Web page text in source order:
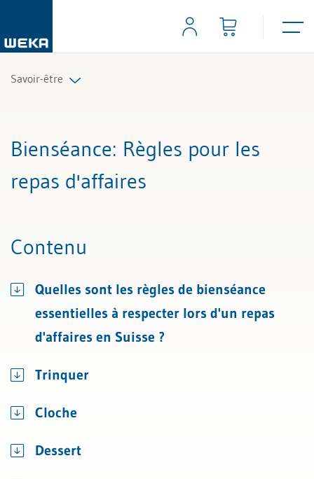
Savoir-être
Bienséance: Règles pour les
repas d'affaires
Contenu
Quelles sont les règles de bienséance
essentielles à respecter lors d'un repas
d'affaires en Suisse ?
Trinquer
Cloche
Dessert